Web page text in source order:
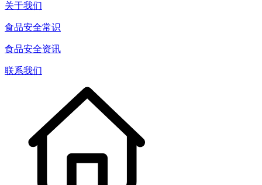
关于我们
食品安全常识
食品安全资讯
联系我们